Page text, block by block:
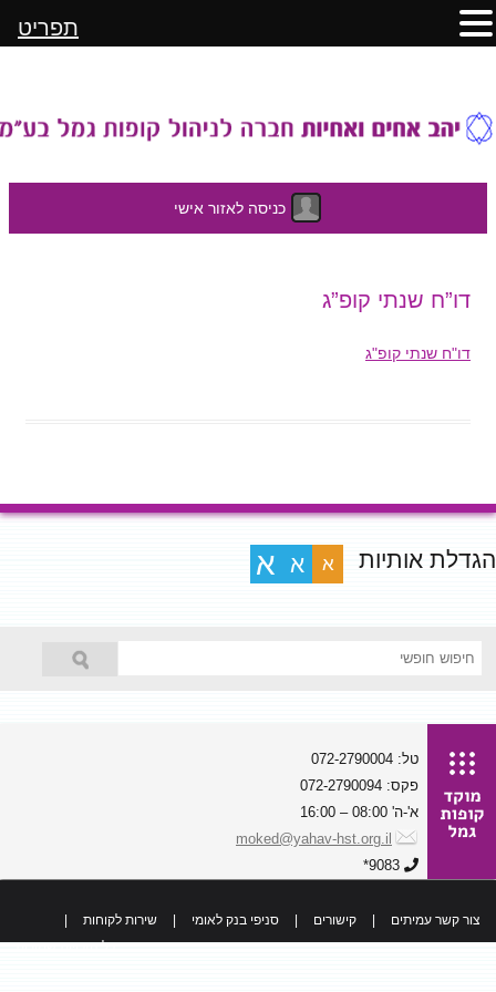
כניסה לאזור אישי
דו”ח שנתי קופ”ג
דו"ח שנתי קופ"ג
הגדלת אותיות א א א
טל: 072-2790004
פקס: 072-2790094
א'-ה' 08:00 – 16:00
moked@yahav-hst.org.il
9083*
צור קשר עמיתים קישורים סניפי בנק לאומי שירות לקוחות
כל הזכויות שמורות
תפריט